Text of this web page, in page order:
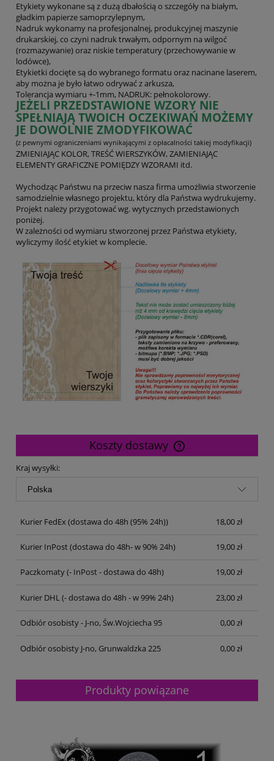
Etykiety wykonane są z dużą dbałością o szczegóły na białym,
gładkim papierze samoprzylepnym,
Nadruk wykonamy na profesjonalnej, produkcyjnej maszynie
drukarskiej, co czyni nadruk trwałym, odpornym na wilgoć
(rozmazywanie) oraz niskie temperatury (przechowywanie w
lodówce),
Etykietki docięte są do wybranego formatu oraz nacinane laserem,
aby można je było łatwo odrywać z arkusza,
Tolerancja wymiaru +-1mm, NADRUK: pełnokolorowy.
JEŻELI PRZEDSTAWIONE WZORY NIE
SPEŁNIAJĄ TWOICH OCZEKIWAŃ MOŻEMY
JE DOWOLNIE ZMODYFIKOWAĆ
(z pewnymi ograniczeniami wynikającymi z opłacalności takiej modyfikacji)
ZMIENIAJĄC KOLOR, TREŚĆ WIERSZYKÓW, ZAMIENIAJĄC
ELEMENTY GRAFICZNE POMIĘDZY WZORAMI itd.
Wychodząc Państwu na przeciw nasza firma umożliwia stworzenie
samodzielnie własnego projektu, który dla Państwa wydrukujemy.
Projekt należy przygotować wg. wytycznych przedstawionych
poniżej.
W zależności od wymiaru stworzonej przez Państwa etykiety,
wyliczymy ilość etykiet w komplecie.
Koszty dostawy
Cena nie zawiera ewentualnych kosztów płatności
Kraj wysyłki:
Kurier FedEx(dostawa do 48h (95% 24h)) 18,00 zł
Kurier InPost(dostawa do 48h- w 90% 24h) 19,00 zł
Paczkomaty(- InPost - dostawa do 48h) 19,00 zł
Kurier DHL(- dostawa do 48h - w 99% 24h) 23,00 zł
Odbiór osobisty - J-no, Św.Wojciecha 95 0,00 zł
Odbiór osobisty J-no, Grunwaldzka 225 0,00 zł
Produkty powiązane